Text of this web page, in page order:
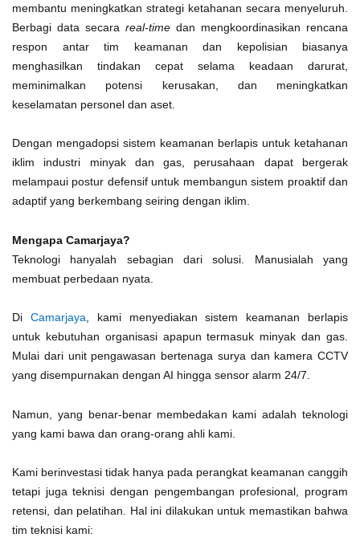
membantu meningkatkan strategi ketahanan secara menyeluruh.
Berbagi data secara real-time dan mengkoordinasikan rencana
respon antar tim keamanan dan kepolisian biasanya
menghasilkan tindakan cepat selama keadaan darurat,
meminimalkan potensi kerusakan, dan meningkatkan
keselamatan personel dan aset.
Dengan mengadopsi sistem keamanan berlapis untuk ketahanan
iklim industri minyak dan gas, perusahaan dapat bergerak
melampaui postur defensif untuk membangun sistem proaktif dan
adaptif yang berkembang seiring dengan iklim.
Mengapa Camarjaya?
Teknologi hanyalah sebagian dari solusi. Manusialah yang
membuat perbedaan nyata.
Di Camarjaya , kami menyediakan sistem keamanan berlapis
untuk kebutuhan organisasi apapun termasuk minyak dan gas.
Mulai dari unit pengawasan bertenaga surya dan kamera CCTV
yang disempurnakan dengan AI hingga sensor alarm 24/7.
Namun, yang benar-benar membedakan kami adalah teknologi
yang kami bawa dan orang-orang ahli kami.
Kami berinvestasi tidak hanya pada perangkat keamanan canggih
tetapi juga teknisi dengan pengembangan profesional, program
retensi, dan pelatihan. Hal ini dilakukan untuk memastikan bahwa
tim teknisi kami: